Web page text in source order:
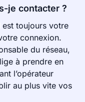
je contacter ?
est toujours votre
connexion.
du réseau,
à prendre en
l’opérateur
au plus vite vos